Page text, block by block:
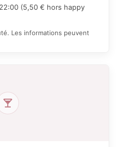
(5,50 € hors happy
Les informations peuvent